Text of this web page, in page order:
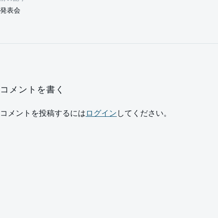
発表会
コメントを書く
コメントを投稿するには ログイン してください。